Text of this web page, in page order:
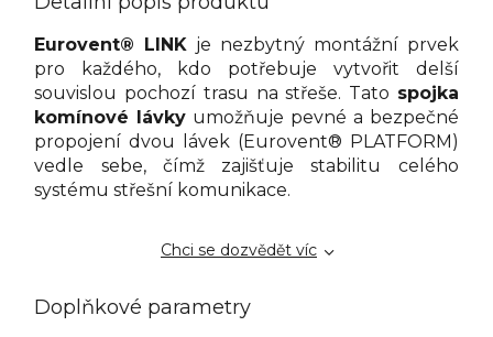
Eurovent® LINK je nezbytný montážní prvek
pro každého, kdo potřebuje vytvořit delší
souvislou pochozí trasu na střeše. Tato spojka
komínové lávky umožňuje pevné a bezpečné
propojení dvou lávek (Eurovent® PLATFORM)
vedle sebe, čímž zajišťuje stabilitu celého
systému střešní komunikace.
Chci se dozvědět víc
Doplňkové parametry